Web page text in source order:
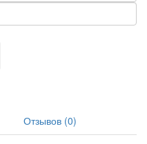
Отзывов (0)